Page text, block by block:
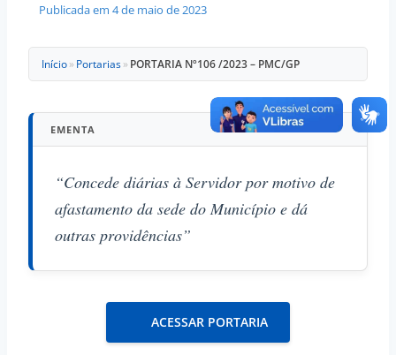
Publicada em 4 de maio de 2023
Início» Portarias» PORTARIA Nº106 /2023 – PMC/GP
EMENTA
“Concede diárias à Servidor por motivo de
afastamento da sede do Município e dá
outras providências”
ACESSAR PORTARIA